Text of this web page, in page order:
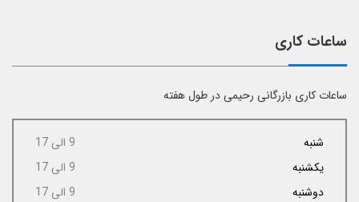
ساعات کاری
ساعات کاری بازرگانی رحیمی در طول هفته
شنبه
9 الی 17
یکشنبه
9 الی 17
دوشنبه
9 الی 17